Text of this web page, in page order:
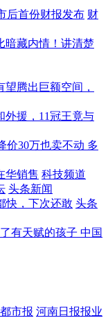
后首份财报发布 财
暗藏内情！讲清楚
腾出巨额空间，
外援，11冠王竟与
价30万也卖不动 多
华销售 科技频道
头条新闻
快，下次还敢 头条
有天赋的孩子 中国
市报 河南日报报业